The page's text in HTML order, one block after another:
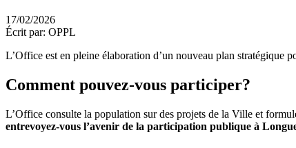
17/02/2026
Écrit par: OPPL
L’Office est en pleine élaboration d’un nouveau plan stratégique
Comment pouvez-vous participer?
L’Office consulte la population sur des projets de la Ville et
entrevoyez-vous l’avenir de la participation publique à